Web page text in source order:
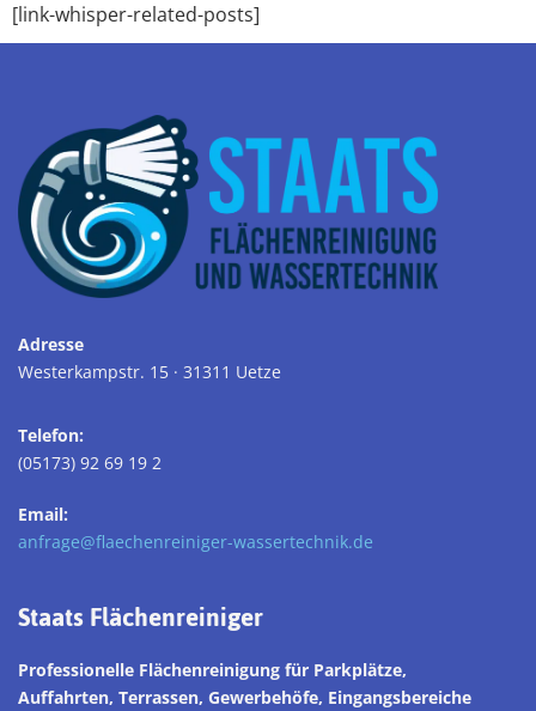
[link-whisper-related-posts]
Adresse
Westerkampstr. 15 · 31311 Uetze
Telefon:
(05173) 92 69 19 2
Email:
anfrage@flaechenreiniger-wassertechnik.de
Staats Flächenreiniger
Professionelle Flächenreinigung für Parkplätze,
Auffahrten, Terrassen, Gewerbehöfe, Eingangsbereiche